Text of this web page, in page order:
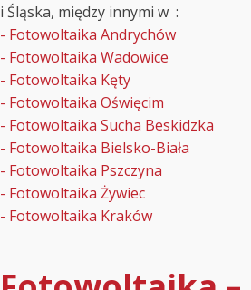
i Śląska, między innymi w :
- Fotowoltaika Andrychów
- Fotowoltaika Wadowice
- Fotowoltaika Kęty
- Fotowoltaika Oświęcim
- Fotowoltaika Sucha Beskidzka
- Fotowoltaika Bielsko-Biała
- Fotowoltaika Pszczyna
- Fotowoltaika Żywiec
- Fotowoltaika Kraków